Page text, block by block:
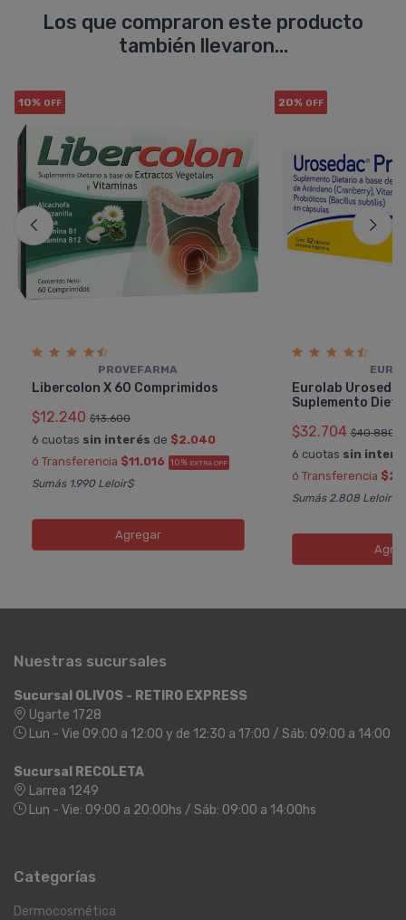
Los que compraron este producto
también llevaron...
10% OFF
PROVEFARMA
Libercolon X 60 Comprimidos
$12.240 $13.600
6 cuotas sin interés de $2.040
ó Transferencia $11.016 10% EXTRA OFF
Sumás 1.990 Leloir$
Agregar
20% OFF
Eurolab
Suplemento
$32.704 $40.880
6 cuotas sin
ó Transferencia
Sumás 2.808 Leloir$
Nuestras sucursales
Sucursal OLIVOS - RETIRO EXPRESS
Ugarte 1728
Lun - Vie 09:00 a 12:00 y de 12:30 a 17:00 / Sáb: 09:00 a 14:00
Sucursal RECOLETA
Larrea 1249
Lun - Vie: 09:00 a 20:00hs / Sáb: 09:00 a 14:00hs
Categorías
Dermocosmética